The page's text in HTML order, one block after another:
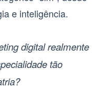
e inteligência.
digital realmente
tão